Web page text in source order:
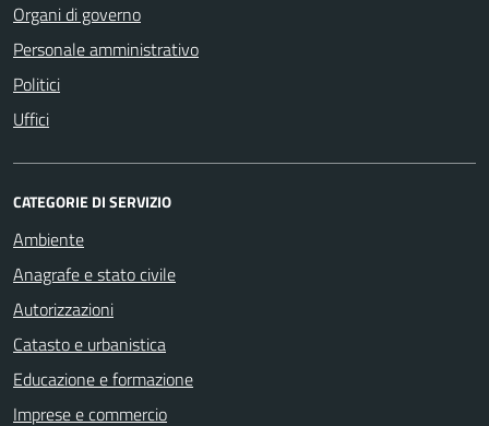
Organi di governo
Personale amministrativo
Politici
Uffici
CATEGORIE DI SERVIZIO
Ambiente
Anagrafe e stato civile
Autorizzazioni
Catasto e urbanistica
Educazione e formazione
Imprese e commercio